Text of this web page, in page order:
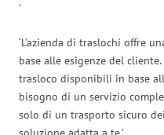
‘
‘L’azienda di traslochi offre
base alle esigenze del
trasloco disponibili in base
bisogno di un servizio
solo di un trasporto sicuro